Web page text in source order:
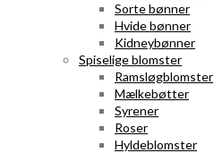
Sorte bønner
Hvide bønner
Kidneybønner
Spiselige blomster
Ramsløgblomster
Mælkebøtter
Syrener
Roser
Hyldeblomster